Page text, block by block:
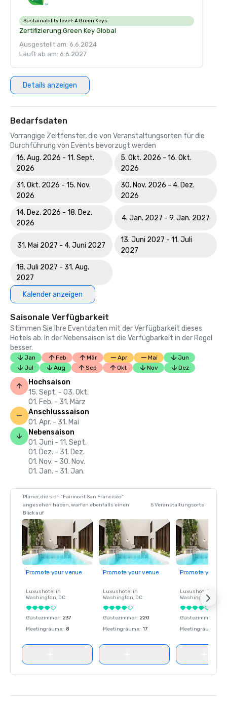
Sustainability level: 4 Green Keys
Zertifizierung:Green Key Global
Ausgestellt am: 6.6.2024
Läuft ab am: 6.6.2027
Details anzeigen
Bedarfsdaten
Vorrangige Zeitfenster, die von Veranstaltungsorten für die
Durchführung von Events bevorzugt werden
16. Aug. 2026 - 11. Sept.
2026
5. Okt. 2026 - 16. Okt.
2026
31. Okt. 2026 - 15. Nov.
2026
30. Nov. 2026 - 4. Dez.
2026
14. Dez. 2026 - 18. Dez.
2026
4. Jan. 2027 - 9. Jan. 2027
31. Mai 2027 - 4. Juni 2027
13. Juni 2027 - 11. Juli
2027
18. Juli 2027 - 31. Aug.
2027
Kalender anzeigen
Saisonale Verfügbarkeit
Stimmen Sie Ihre Eventdaten mit der Verfügbarkeit dieses
Hotels ab. In der Nebensaison ist die Verfügbarkeit in der Regel
besser.
Jan Feb Mär Apr Mai
Jun
Jul
Aug Sep Okt Nov Dez
Hochsaison
15. Sept. - 03. Okt.
01. Feb. - 31. März
Anschlusssaison
01. Apr. - 31. Mai
Nebensaison
01. Juni - 11. Sept.
01. Dez. - 31. Dez.
01. Nov. - 30. Nov.
01. Jan. - 31. Jan.
Planer, die sich "Fairmont San Francisco"
angesehen haben, warfen ebenfalls einen
Blick auf
5 Veranstaltungsorte
Promote your venue
Luxushotel in
Washington, DC
Gästezimmer: 237
Meetingräume: 8
Promote your venue
Luxushotel in
Washington, DC
Gästezimmer: 220
Meetingräume: 17
Promote your
Luxushotel in
Washington
Gästezimmer
Meetingräume